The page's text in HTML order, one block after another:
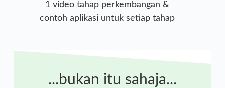
1 video tahap perkembangan &
contoh aplikasi untuk setiap tahap
...bukan itu sahaja...